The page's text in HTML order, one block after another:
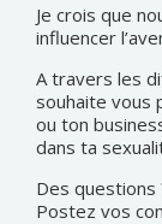
Je crois que
influencer
A travers les
souhaite vous
ou ton
dans ta
Des questions
Postez vos